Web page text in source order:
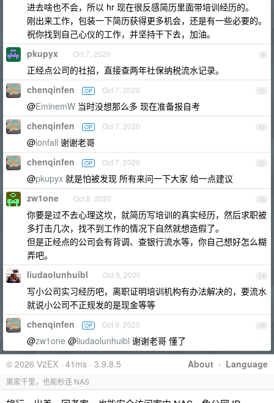
进去啥也不会，所以 hr 现在很反感简历里面带培训经历的。
刚出来工作，包装一下简历获得更多机会，还是有一些必要的。
祝你找到自己心仪的工作，并坚持干下去，加油。
9
pkupyx Oct 7, 2020
正经点公司的社招，直接查两年社保纳税流水记录。
10
chenqinfen OP Oct 7, 2020
@EminemW 当时没想那么多 现在准备报自考
11
chenqinfen OP Oct 7, 2020
@lonfall 谢谢老哥
12
chenqinfen OP Oct 7, 2020
@pkupyx 就是怕被发现 所有来问一下大家 给一点建议
13
zw1one Oct 8, 2020
你要是过不去心理这坎，就简历写培训的真实经历，然后求职被
多打击几次，找不到工作的情况下自然就想造假了。
但是正经点的公司会有背调、查银行流水等，你自己想好怎么糊
弄吧。
14
liudaolunhuibl Oct 9, 2020
写小公司实习经历吧，离职证明培训机构有办法解决的，要流水
就说小公司不正规发的是现金等等
15
chenqinfen OP Oct 9, 2020
@zw1one @liudaolunhuibl 谢谢老哥 懂了
About · Language
© 2026 V2EX · 41ms · 3.9.8.5
离家千里，也能秒连 NAS